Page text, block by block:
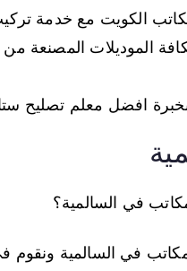
الكويت مع خدمة
الموديلات المصنعة
افضل معلم تصليح
في السالمية؟
في السالمية ونقوم